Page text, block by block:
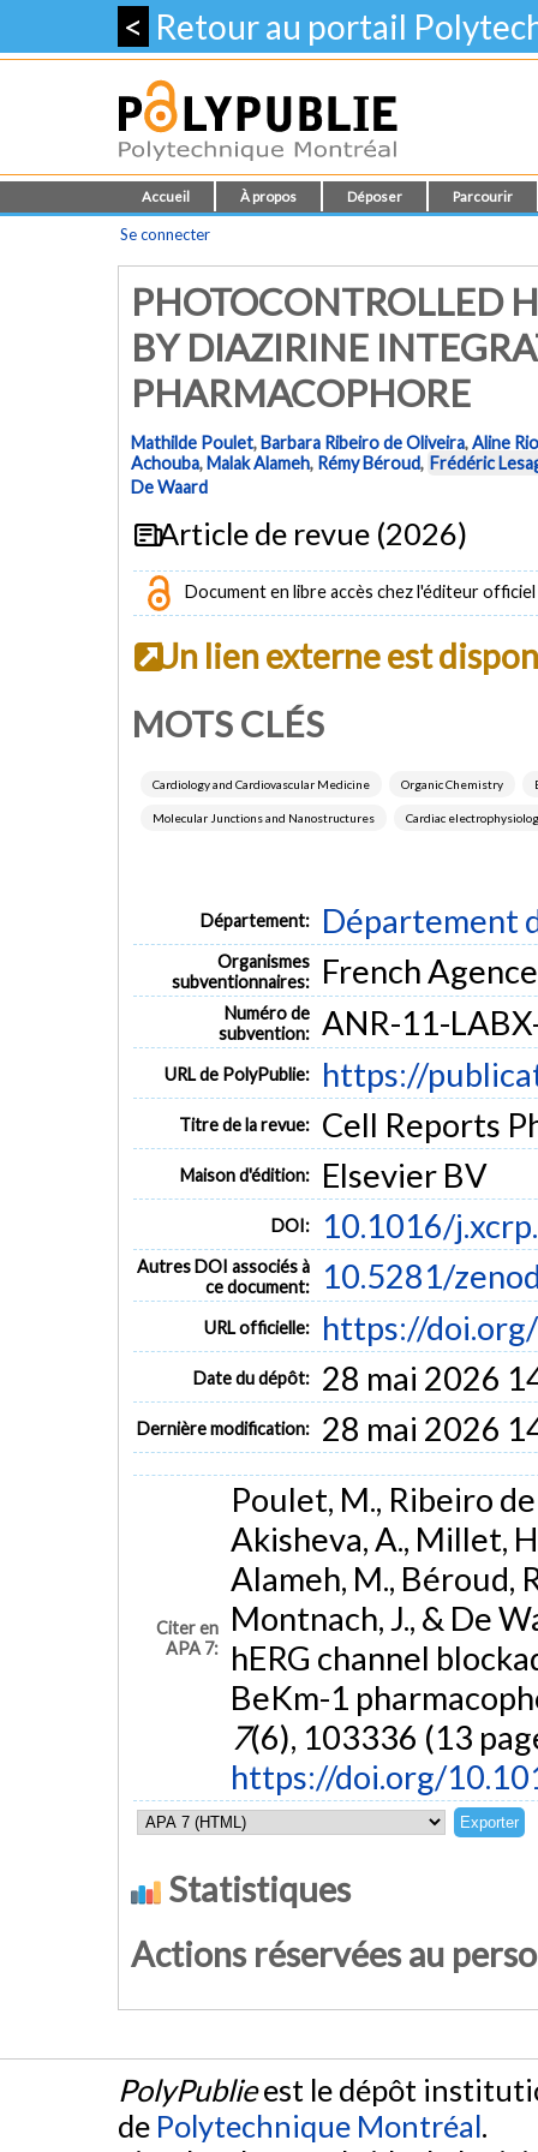
< Retour au portail
Accueil À propos Déposer Parcourir
Se connecter
PHOTOCONTROLLED
BY DIAZIRINE
PHARMACOPHORE
Mathilde Poulet,Barbara Ribeiro de Oliveira,Aline Rio
Achouba,Malak Alameh, Rémy Béroud, Frédéric
De Waard
Article de revue (2026)
Document en libre accès chez l'éditeur officiel
Un lien externe est
MOTS CLÉS
Cardiology and Cardiovascular Medicine Organic Chemistry
Molecular Junctions and Nanostructures Cardiac
Département: Département
Organismes
subventionnaires:
French
Numéro de
subvention: ANR-11-
URL de PolyPublie: https://
Titre de la revue: Cell Reports
Maison d'édition: Elsevier BV
DOI: 10.1016/
Autres DOI associés à
ce document:
10.5281/
URL officielle: https://
Date du dépôt: 28 mai 2026
Dernière modification: 28 mai 2026
Citer en
APA 7:
Poulet, M., Ribeiro
Akisheva, A., Millet,
Alameh, M., Béroud,
Montnach, J., & De
hERG channel
BeKm-1
7(6), 103336 (13
https://doi.org/
Statistiques
Actions réservées au
PolyPublieest le dépôt
de Polytechnique Montréal.